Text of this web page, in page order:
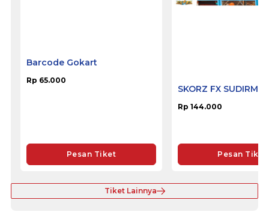
Pesan Tiket
SKORZ FX
Rp 144.000
Pesan Tiket
Tiket Lainnya